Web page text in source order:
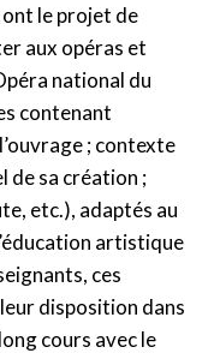
le projet de
aux opéras et
national du
contenant
; contexte
de sa création ;
etc.), adaptés au
artistique
ces
disposition dans
cours avec le